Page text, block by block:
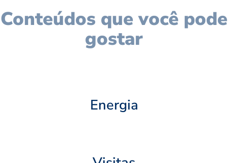
Conteúdos que você pode
gostar
Energia